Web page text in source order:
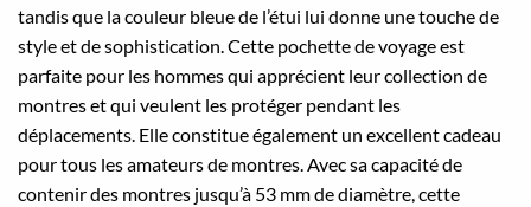
tandis que la couleur bleue de l’étui lui donne une touche de
style et de sophistication. Cette pochette de voyage est
parfaite pour les hommes qui apprécient leur collection de
montres et qui veulent les protéger pendant les
déplacements. Elle constitue également un excellent cadeau
pour tous les amateurs de montres. Avec sa capacité de
contenir des montres jusqu’à 53 mm de diamètre, cette